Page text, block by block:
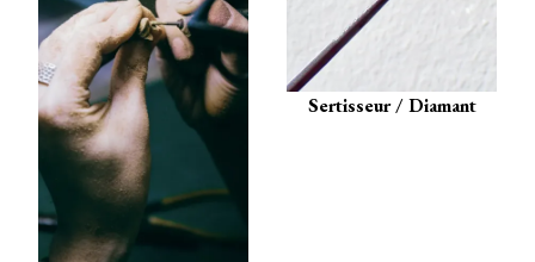
Sertisseur / Diamant